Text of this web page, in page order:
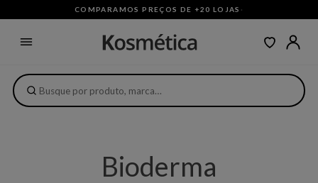
COMPARAMOS PREÇOS DE +20 LOJAS ·
Bioderma